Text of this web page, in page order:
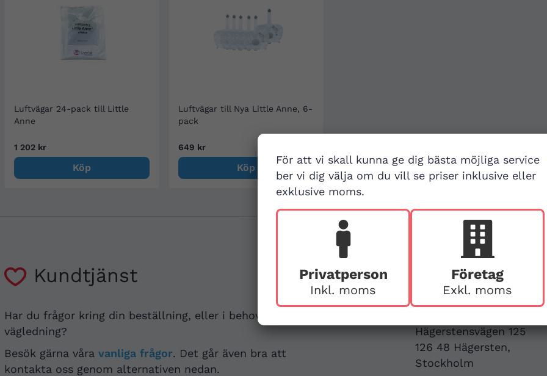
För att vi skall kunna ge dig bästa möjliga service
ber vi dig välja om du vill se priser inklusive eller
exklusive moms.
Privatperson
Inkl. moms
Företag
Exkl. moms
Luftvägar 24-pack till Little
Anne
1 202 kr
Köp
Luftvägar till Nya Little Anne, 6-
pack
649 kr
Köp
Kundtjänst
Har du frågor kring din beställning, eller i behov av
vägledning?
Besök gärna våra vanliga frågor. Det går även bra att
kontakta oss genom alternativen nedan.
Besök
Hägerstensvägen 125
126 48 Hägersten,
Stockholm